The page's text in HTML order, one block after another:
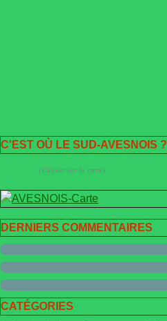
C'EST OÙ LE SUD-AVESNOIS ?
(Cliquer sur la carte)
DERNIERS COMMENTAIRES
CATÉGORIES